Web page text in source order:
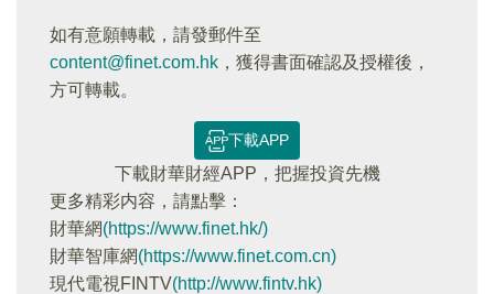
如有意願轉載，請發郵件至
content@finet.com.hk ，獲得書面確認及授權後，
方可轉載。
下載APP
下載財華財經APP，把握投資先機
更多精彩内容，請點擊：
財華網(https://www.finet.hk/)
財華智庫網(https://www.finet.com.cn)
現代電視FINTV(http://www.fintv.hk)